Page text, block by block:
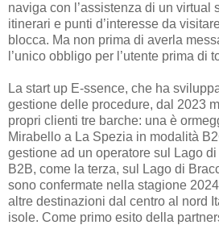
naviga con l’assistenza di un virtual
itinerari e punti d’interesse da
blocca. Ma non prima di averla
l’unico obbligo per l’utente prima di
La start up E-ssence, che ha
gestione delle procedure, dal 2023
propri clienti tre barche: una è
Mirabello a La Spezia in modalità
gestione ad un operatore sul Lago
B2B, come la terza, sul Lago di
sono confermate nella stagione
altre destinazioni dal centro al nord
isole. Come primo esito della